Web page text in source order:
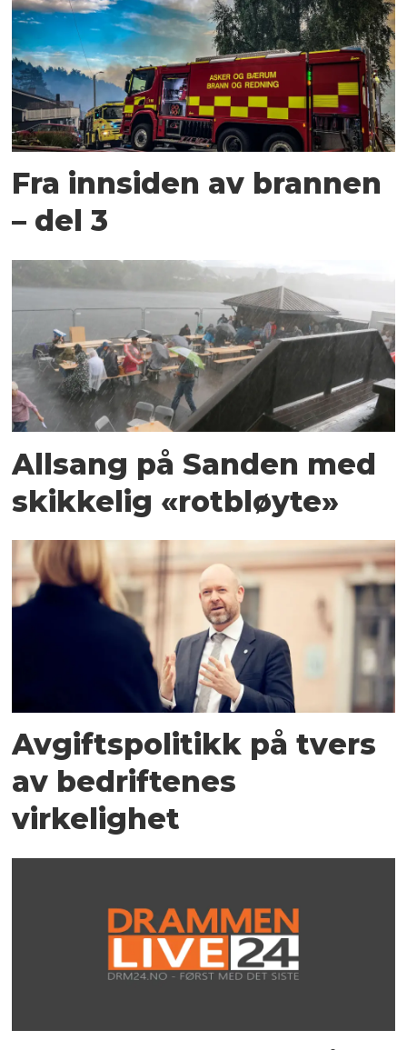
Fra innsiden av brannen
– del 3
Allsang på Sanden med
skikkelig «rotbløyte»
Avgiftspolitikk på tvers
av bedriftenes
virkelighet